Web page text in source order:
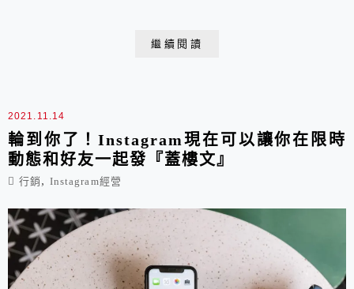
繼續閱讀
2021.11.14
輪到你了！Instagram現在可以讓你在限時
動態和好友一起發『蓋樓文』
行銷 , Instagram經營